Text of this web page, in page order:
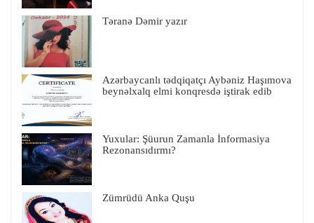
Təranə Dəmir yazır
Azərbaycanlı tədqiqatçı Aybəniz Haşımova
beynəlxalq elmi konqresdə iştirak edib
Yuxular: Şüurun Zamanla İnformasiya
Rezonansıdırmı?
Zümrüdü Anka Quşu